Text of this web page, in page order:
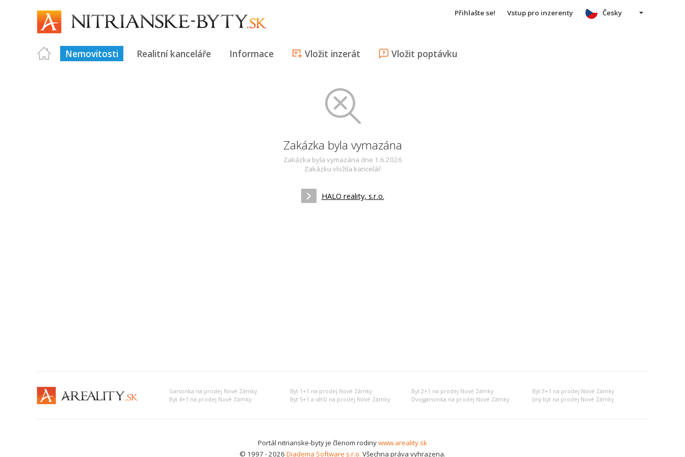
Přihlašte se! Vstup pro inzerenty
Nemovitosti Realitní kanceláře Informace Vložit inzerát Vložit poptávku
Česky
Zakázka byla vymazána
Zakázka byla vymazána dne 1.6.2026
Zakázku vložila kancelář
HALO reality, s.r.o.
Garsonka na prodej Nové Zámky Byt 1+1 na prodej Nové Zámky Byt 2+1 na prodej Nové Zámky
Byt 3+1 na prodej Nové Zámky
Byt 4+1 na prodej Nové Zámky
Byt 5+1 a větší na prodej Nové Zámky Dvojgarsonka na prodej Nové Zámky Jiný byt na prodej Nové Zámky
Portál nitrianske-byty je členom rodinywww.areality.sk
© 1997 - 2026 Diadema Software s.r.o. Všechna práva vyhrazena.